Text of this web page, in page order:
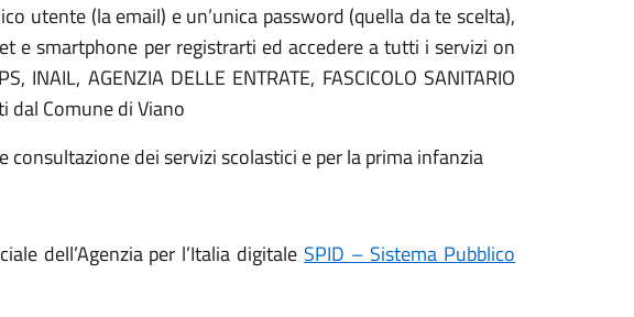
utente (la email) e un’unica password (quella da te scelta),
e smartphone per registrarti ed accedere a tutti i servizi on
AGENZIA DELLE ENTRATE, FASCICOLO SANITARIO
dal Comune di Viano
consultazione dei servizi scolastici e per la prima infanzia
dell’Agenzia per l’Italia digitale SPID – Sistema Pubblico